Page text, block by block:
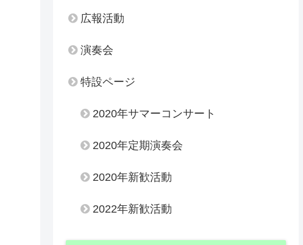
広報活動
演奏会
特設ページ
2020年サマーコンサート
2020年定期演奏会
2020年新歓活動
2022年新歓活動